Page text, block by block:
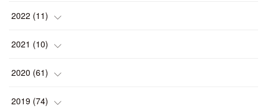
( 2)
( 1)
( 1)
( 1)
(1)
(2)
( 1)
( 1)
(2)
(1)
(1)
2022 (11)
(1)
(2)
(4)
2021 (10)
(2)
(2)
2020 (61)
(1)
2019 (74)